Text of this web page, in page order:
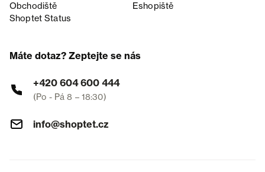
Obchodiště
Eshopiště
Shoptet Status
Máte dotaz? Zeptejte se nás
+420 604 600 444
(Po - Pá 8 – 18:30)
info@shoptet.cz